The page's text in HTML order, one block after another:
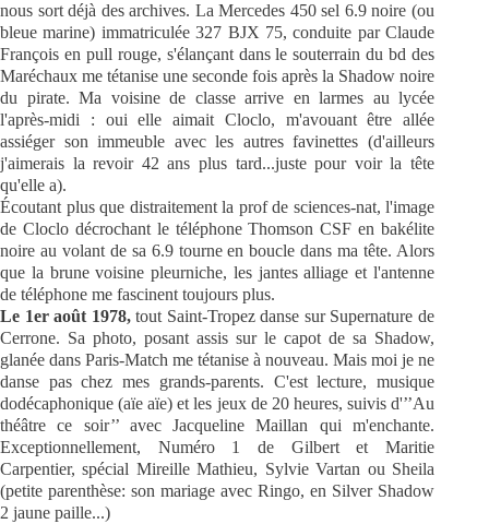
nous sort déjà des archives. La Mercedes 450 sel 6.9 noire (ou
bleue marine) immatriculée 327 BJX 75, conduite par Claude
François en pull rouge, s'élançant dans le souterrain du bd des
Maréchaux me tétanise une seconde fois après la Shadow noire
du pirate. Ma voisine de classe arrive en larmes au lycée
l'après-midi : oui elle aimait Cloclo, m'avouant être allée
assiéger son immeuble avec les autres favinettes (d'ailleurs
j'aimerais la revoir 42 ans plus tard...juste pour voir la tête
qu'elle a).
Écoutant plus que distraitement la prof de sciences-nat, l'image
de Cloclo décrochant le téléphone Thomson CSF en bakélite
noire au volant de sa 6.9 tourne en boucle dans ma tête. Alors
que la brune voisine pleurniche, les jantes alliage et l'antenne
de téléphone me fascinent toujours plus.
Le 1er août 1978,tout Saint-Tropez danse sur Supernature de
Cerrone. Sa photo, posant assis sur le capot de sa Shadow,
glanée dans Paris-Match me tétanise à nouveau. Mais moi je ne
danse pas chez mes grands-parents. C'est lecture, musique
dodécaphonique (aïe aïe) et les jeux de 20 heures, suivis d'’’Au
théâtre ce soir’’ avec Jacqueline Maillan qui m'enchante.
Exceptionnellement, Numéro 1 de Gilbert et Maritie
Carpentier, spécial Mireille Mathieu, Sylvie Vartan ou Sheila
(petite parenthèse: son mariage avec Ringo, en Silver Shadow
2 jaune paille...)